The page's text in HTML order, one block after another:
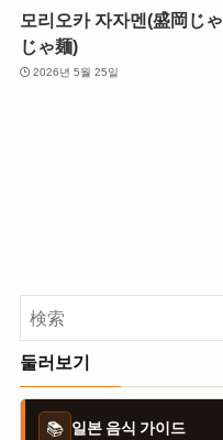
모리오카 자자멘(盛岡じゃ
じゃ麺)
2026년 5월 25일
둘러보기
📚 일본 음식 가이드